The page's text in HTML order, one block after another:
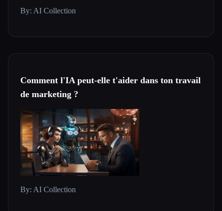
By: AI Collection
Comment l'IA peut-elle t'aider dans ton travail
de marketing ?
By: AI Collection